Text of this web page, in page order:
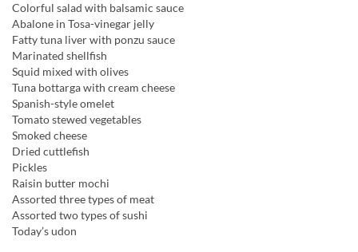
Colorful salad with balsamic sauce
Abalone in Tosa-vinegar jelly
Fatty tuna liver with ponzu sauce
Marinated shellfish
Squid mixed with olives
Tuna bottarga with cream cheese
Spanish-style omelet
Tomato stewed vegetables
Smoked cheese
Dried cuttlefish
Pickles
Raisin butter mochi
Assorted three types of meat
Assorted two types of sushi
Today’s udon